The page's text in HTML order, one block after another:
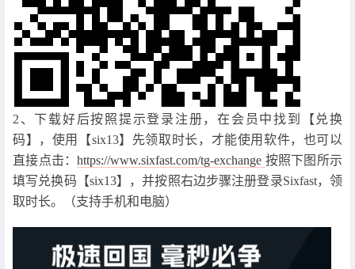
2、下载好后按照提示登录注册，在会员中找到【兑换
码】，使用【six13】先领取时长，才能使用软件，也可以
直接点击：https://www.sixfast.com/tg-exchange 按照下图所示
填写兑换码【six13】，并按照右边步骤注册登录Sixfast，领
取时长。（支持手机和电脑）